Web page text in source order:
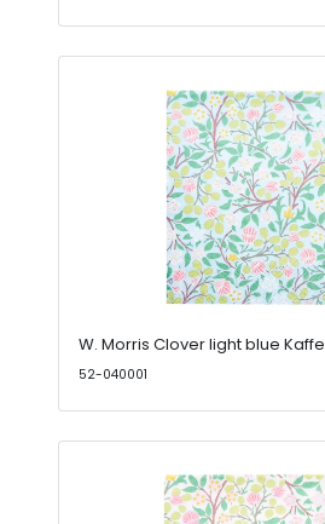
W. Morris Clover light blue Kaffe
52-040001